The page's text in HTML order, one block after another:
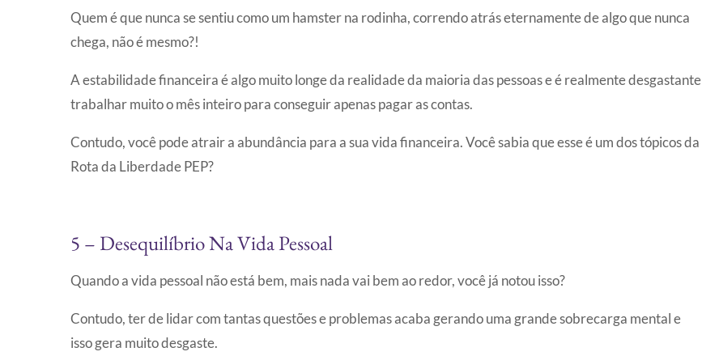
Quem é que nunca se sentiu como um hamster na rodinha, correndo atrás eternamente de algo que nunca
chega, não é mesmo?!
A estabilidade financeira é algo muito longe da realidade da maioria das pessoas e é realmente desgastante
trabalhar muito o mês inteiro para conseguir apenas pagar as contas.
Contudo, você pode atrair a abundância para a sua vida financeira. Você sabia que esse é um dos tópicos da
Rota da Liberdade PEP?
5 – Desequilíbrio Na Vida Pessoal
Quando a vida pessoal não está bem, mais nada vai bem ao redor, você já notou isso?
Contudo, ter de lidar com tantas questões e problemas acaba gerando uma grande sobrecarga mental e
isso gera muito desgaste.